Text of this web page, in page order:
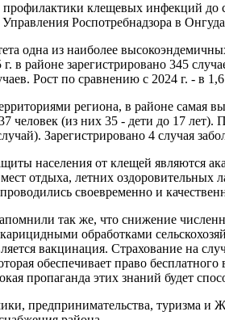
клещевых инфекций до
Управления Роспотребнадзора в
одна из наиболее
в районе зарегистрировано 345
Рост по сравнению с 2024 г. - в 1,6
региона, в районе самая
человек (из них 35 - дети до 17 лет).
Зарегистрировано 4 случая
населения от клещей являются
отдыха, летних
своевременно и
так же, что снижение
обработками
вакцинация. Страхование на
обеспечивает право
пропаганда этих знаний будет
предпринимательства, туризма